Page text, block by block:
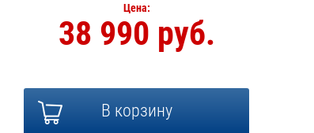
Цена:
38 990 руб.
В корзину